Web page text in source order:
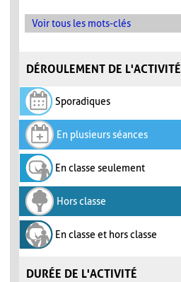
Voir tous les mots-clés
DÉROULEMENT DE L'ACTIVITÉ
Sporadiques
En plusieurs séances
En classe seulement
Hors classe
En classe et hors classe
DURÉE DE L'ACTIVITÉ